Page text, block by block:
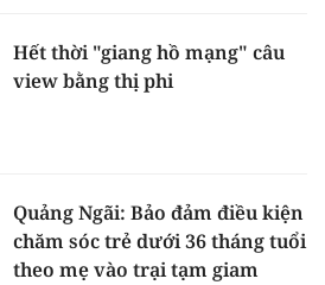
Hết thời "giang hồ mạng" câu
view bằng thị phi
Quảng Ngãi: Bảo đảm điều kiện
chăm sóc trẻ dưới 36 tháng tuổi
theo mẹ vào trại tạm giam